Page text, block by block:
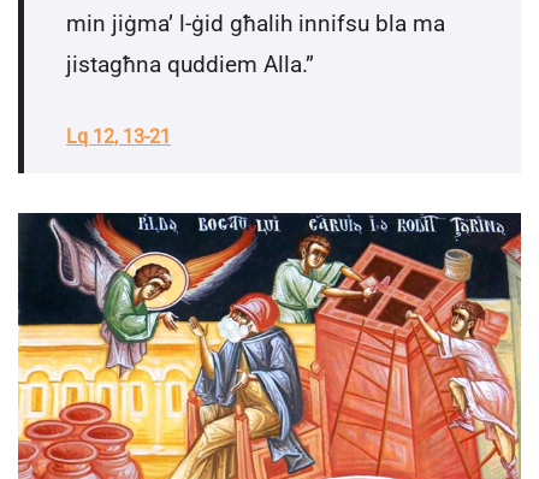
min jiġma’ l-ġid għalih innifsu bla ma
jistagħna quddiem Alla.”
Lq 12, 13-21